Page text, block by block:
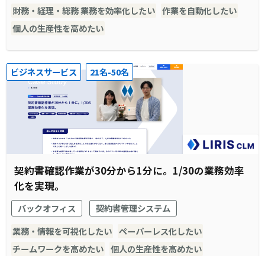
財務・経理・総務 業務を効率化したい 作業を自動化したい
個人の生産性を高めたい
ビジネスサービス 21名-50名
契約書確認作業が30分から1分に。1/30の業務効率
化を実現。
バックオフィス
契約書管理システム
業務・情報を可視化したい ペーパーレス化したい
チームワークを高めたい 個人の生産性を高めたい